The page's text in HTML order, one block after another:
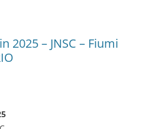
2025 – JNSC – Fiumi